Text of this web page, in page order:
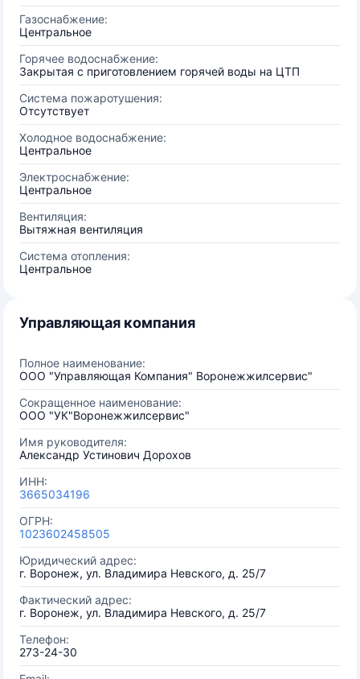
Газоснабжение:
Центральное
Горячее водоснабжение:
Закрытая с приготовлением горячей воды на ЦТП
Система пожаротушения:
Отсутствует
Холодное водоснабжение:
Центральное
Электроснабжение:
Центральное
Вентиляция:
Вытяжная вентиляция
Система отопления:
Центральное
Управляющая компания
Полное наименование:
ООО "Управляющая Компания" Воронежжилсервис"
Сокращенное наименование:
ООО "УК"Воронежжилсервис"
Имя руководителя:
Александр Устинович Дорохов
ИНН:
3665034196
ОГРН:
1023602458505
Юридический адрес:
г. Воронеж, ул. Владимира Невского, д. 25/7
Фактический адрес:
г. Воронеж, ул. Владимира Невского, д. 25/7
Телефон:
273-24-30